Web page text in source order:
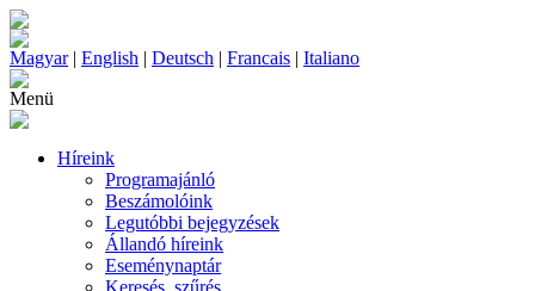
Magyar| English | Deutsch | Francais | Italiano
Menü
Híreink
Programajánló
Beszámolóink
Legutóbbi bejegyzések
Állandó híreink
Eseménynaptár
Keresés, szűrés